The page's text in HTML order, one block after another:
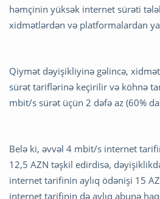
həmçinin yüksək internet sürəti
xidmətlərdən və platformalardan
Qiymət dəyişikliyinə gəlincə,
sürət tariflərinə keçirilir və köhnə
mbit/s sürət üçün 2 dəfə az (60%
Belə ki, əvvəl 4 mbit/s internet
12,5 AZN təşkil edirdisə,
internet tarifinin aylıq ödənişi 15
internet tarifinin də aylıq abunə